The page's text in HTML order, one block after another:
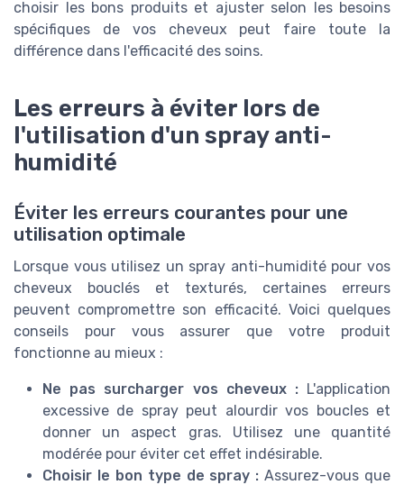
choisir les bons produits et ajuster selon les besoins
spécifiques de vos cheveux peut faire toute la
différence dans l'efficacité des soins.
Les erreurs à éviter lors de
l'utilisation d'un spray anti-
humidité
Éviter les erreurs courantes pour une
utilisation optimale
Lorsque vous utilisez un spray anti-humidité pour vos
cheveux bouclés et texturés, certaines erreurs
peuvent compromettre son efficacité. Voici quelques
conseils pour vous assurer que votre produit
fonctionne au mieux :
Ne pas surcharger vos cheveux :L'application
excessive de spray peut alourdir vos boucles et
donner un aspect gras. Utilisez une quantité
modérée pour éviter cet effet indésirable.
Choisir le bon type de spray : Assurez-vous que